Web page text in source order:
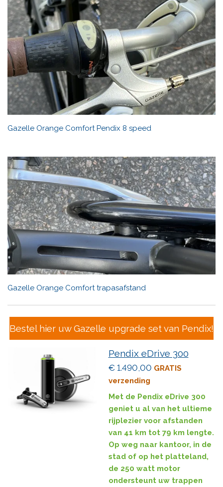
Gazelle Orange Comfort Pendix 8 speed
Gazelle Orange Comfort trapasafstand
Bestel hier uw Gazelle upgrade set van Pendix!
Pendix eDrive 300
€ 1.490,00 GRATIS
verzending
Met de Pendix eDrive 300
geniet u al van het ultieme
rijplezier voor afstanden
van 41 km tot 79 km lengte.
Op weg naar kantoor, in de
stad of op het platteland,
de 250 watt motor
ondersteunt uw trappen